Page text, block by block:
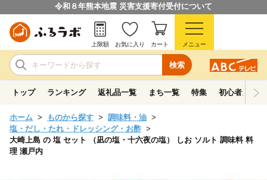
令和８年熊本地震 災害支援寄付受付について
検索
上限額 お気に入り カート メニュー
トップ ランキング 返礼品一覧 まち一覧 特集 初心者ガイド
ホーム ものから探す
調味料・油
塩・だし・たれ・ドレッシング・お酢
大崎上島 の 塩 セット （凪の塩・十六夜の塩） しお ソルト 調味料 料
理 瀬戸内